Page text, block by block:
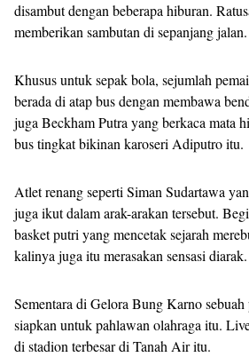
disambut dengan beberapa hiburan.
memberikan sambutan di sepanjang
Khusus untuk sepak bola, sejumlah
berada di atap bus dengan membawa
juga Beckham Putra yang berkaca mata
bus tingkat bikinan karoseri Adiputro itu.
Atlet renang seperti Siman Sudartawa
juga ikut dalam arak-arakan tersebut.
basket putri yang mencetak sejarah
kalinya juga itu merasakan sensasi diarak.
Sementara di Gelora Bung Karno
siapkan untuk pahlawan olahraga itu.
di stadion terbesar di Tanah Air itu.